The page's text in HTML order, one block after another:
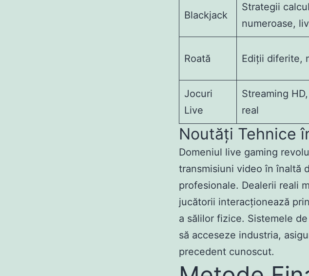
Blackjack
Strategii
numeroase,
Roată Ediții diferite,
Jocuri
Live
Streaming
real
Noutăți Tehnice
Domeniul live gaming
transmisiuni video în înaltă
profesionale. Dealerii reali
jucătorii interacționează
a sălilor fizice. Sistemele
să acceseze industria,
precedent cunoscut.